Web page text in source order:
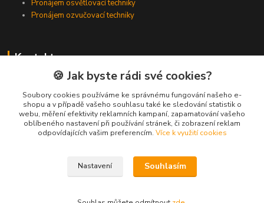
Pronájem osvětlovací techniky
Pronájem ozvučovací techniky
Kontakty
Zákaznická podpora
+420 224 318 342
(Po-Pá, 9-16 hod.)
info@videotech.cz
🍪 Jak byste rádi své cookies?
Soubory cookies používáme ke správnému fungování našeho e-
shopu a v případě vašeho souhlasu také ke sledování statistik o
webu, měření efektivity reklamních kampaní, zapamatování vašeho
oblíbeného nastavení při používání stránek, či zobrazení reklam
odpovídajících vašim preferencím. Více k využití cookies
Nastavení Souhlasím